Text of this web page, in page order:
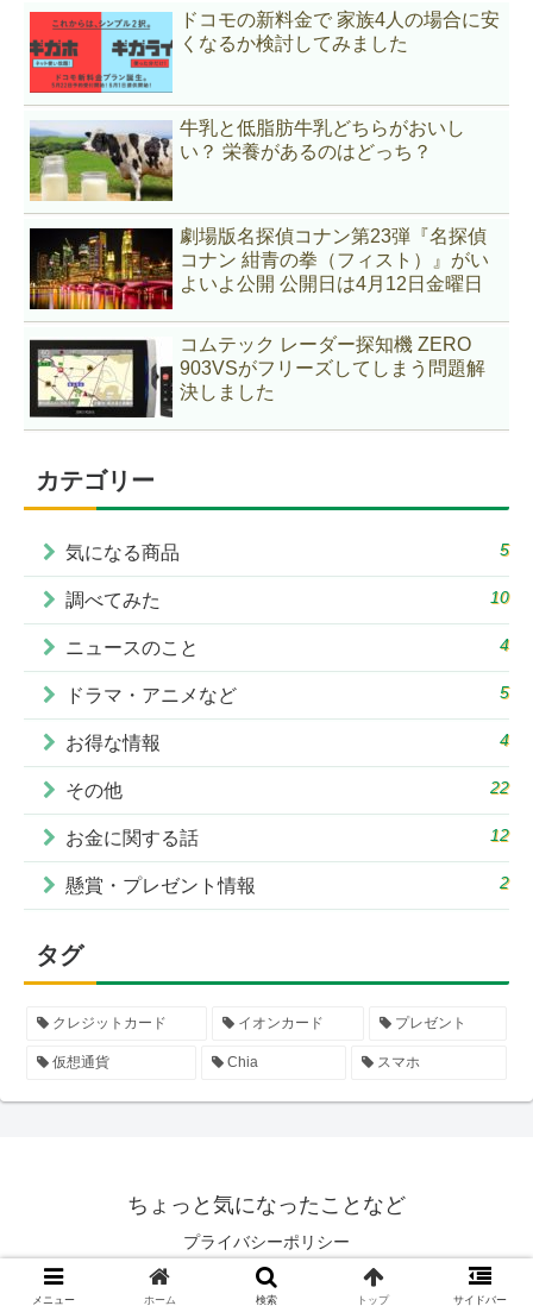
ドコモの新料金で 家族4人の場合に安
くなるか検討してみました
牛乳と低脂肪牛乳どちらがおいし
い？ 栄養があるのはどっち？
劇場版名探偵コナン第23弾『名探偵
コナン 紺青の拳（フィスト）』がい
よいよ公開 公開日は4月12日金曜日
コムテック レーダー探知機 ZERO
903VSがフリーズしてしまう問題解
決しました
カテゴリー
気になる商品 5
調べてみた 10
ニュースのこと 4
ドラマ・アニメなど 5
お得な情報 4
その他 22
お金に関する話 12
懸賞・プレゼント情報 2
タグ
クレジットカード イオンカード プレゼント
仮想通貨 Chia スマホ
ちょっと気になったことなど
プライバシーポリシー
© 2013 ちょっと気になったことなど.
メニュー ホーム 検索 トップ サイドバー